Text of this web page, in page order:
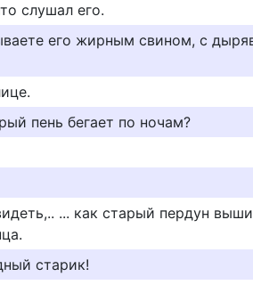
слушал его.
его жирным свином, с
пень бегает по ночам?
... как старый пердун
старик!